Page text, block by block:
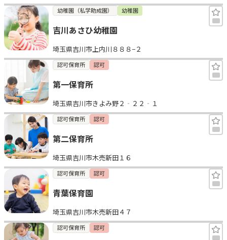
幼稚園（私学助成園） 幼稚園
吉川あさひ幼稚園
埼玉県吉川市上内川８８８−２
認可保育所 認可
第一保育所
埼玉県吉川市きよみ野２‐２２‐１
認可保育所 認可
第二保育所
埼玉県吉川市木売新田１６
認可保育所 認可
青葉保育園
埼玉県吉川市木売新田４７
認可保育所 認可